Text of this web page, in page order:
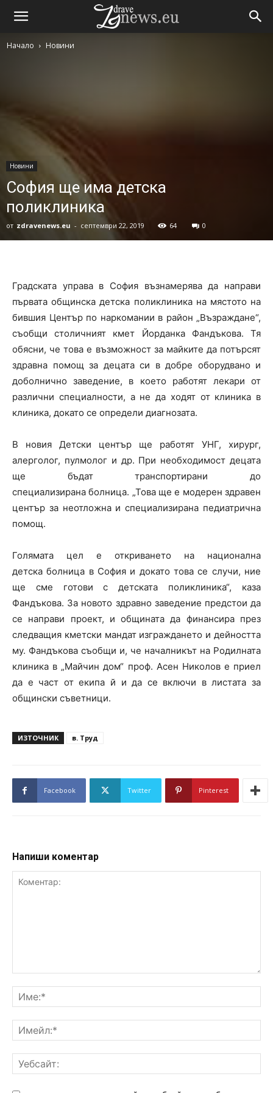
Начало Новини
Новини
София ще има детска
поликлиника
от zdravenews.eu - септември 22, 2019 64 0
Градската управа в София възнамерява да направи
първата общинска детска поликлиника на мястото на
бившия Център по наркомании в район „Възраждане“,
съобщи столичният кмет Йорданка Фандъкова. Тя
обясни, че това е възможност за майките да потърсят
здравна помощ за децата си в добре оборудвано и
доболнично заведение, в което работят лекари от
различни специалности, а не да ходят от клиника в
клиника, докато се определи диагнозата.
В новия Детски център ще работят УНГ, хирург,
алерголог, пулмолог и др. При необходимост децата
ще бъдат транспортирани до
специализирана болница. „Това ще е модерен здравен
център за неотложна и специализирана педиатрична
помощ.
Голямата цел е откриването на национална
детска болница в София и докато това се случи, ние
ще сме готови с детската поликлиника“, каза
Фандъкова. За новото здравно заведение предстои да
се направи проект, и общината да финансира през
следващия кметски мандат изграждането и дейността
му. Фандъкова съобщи и, че началникът на Родилната
клиника в „Майчин дом“ проф. Асен Николов е приел
да е част от екипа й и да се включи в листата за
общински съветници.
ИЗТОЧНИК в. Труд
Facebook Twitter Pinterest
Напиши коментар